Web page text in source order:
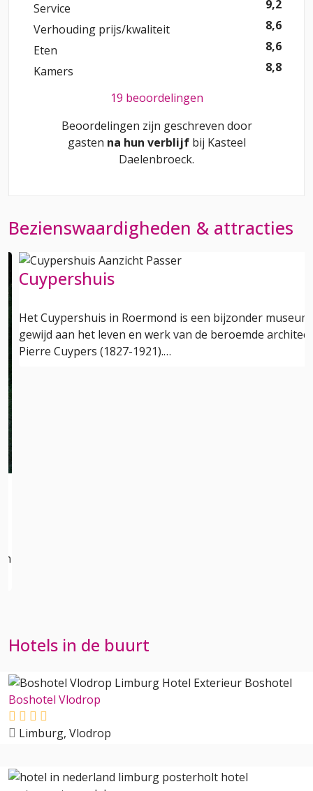
Service
9,2
Verhouding prijs/kwaliteit
8,6
Eten
8,6
Kamers
8,8
19 beoordelingen
Beoordelingen zijn geschreven door
gasten na hun verblijf bij Kasteel
Daelenbroeck.
Bezienswaardigheden & attracties
Cuypershuis
Het Cuypershuis in Roermond is een bijzonder museum
gewijd aan het leven en werk van de beroemde architect
Pierre Cuypers (1827-1921).…
Hotels in de buurt
Boshotel Vlodrop
Limburg, Vlodrop